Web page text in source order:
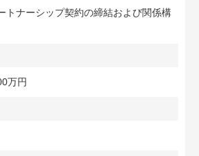
トナーシップ契約の締結および関係構
万円